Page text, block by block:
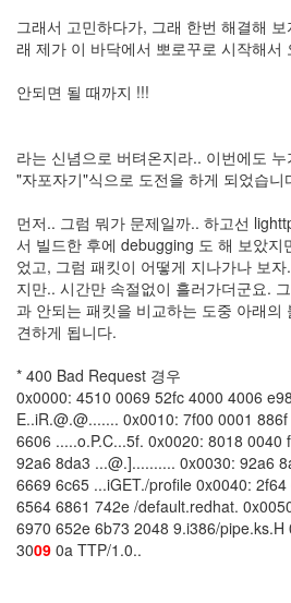
그래서 고민하다가, 그래 한번 해결해
래 제가 이 바닥에서 뽀로꾸로 시작해서
안되면 될 때까지 !!!
라는 신념으로 버텨온지라.. 이번에도
"자포자기"식으로 도전을 하게 되었습니
먼저.. 그럼 뭐가 문제일까.. 하고선
서 빌드한 후에 debugging 도 해 보았지
었고, 그럼 패킷이 어떻게 지나가나 보
지만.. 시간만 속절없이 흘러가더군요.
과 안되는 패킷을 비교하는 도중 아래의
견하게 됩니다.
* 400 Bad Request 경우
0x0000: 4510 0069 52fc 4000 4006
E..iR.@.@....... 0x0010: 7f00 0001
6606 .....o.P.C...5f. 0x0020: 8018 0040
92a6 8da3 ...@.].......... 0x0030: 92a6
6669 6c65 ...iGET./profile 0x0040:
6564 6861 742e /default.redhat.
6970 652e 6b73 2048 9.i386/
3009 0a TTP/1.0..
AnNyung
LInux
여
Notices
Find!
Categories
전
체
192
절
주
절
30
군
이
11
둘
째